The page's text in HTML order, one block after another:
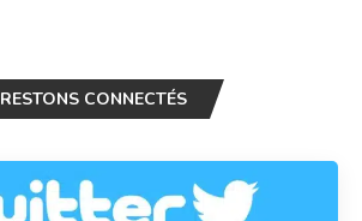
RESTONS CONNECTÉS